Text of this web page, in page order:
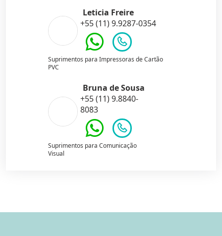
Leticia Freire
+55 (11) 9.9287-0354
Suprimentos para Impressoras de Cartão
PVC
Bruna de Sousa
+55 (11) 9.8840-
8083
Suprimentos para Comunicação
Visual